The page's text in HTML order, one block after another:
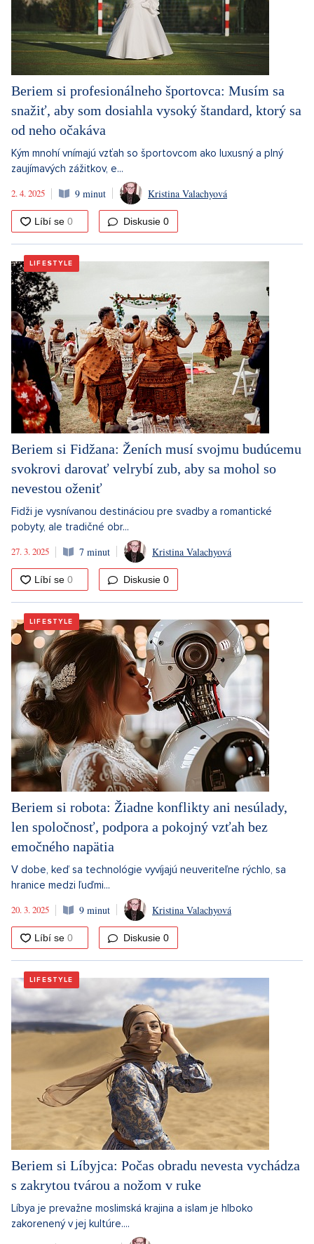
Beriem si profesionálneho športovca: Musím sa
snažiť, aby som dosiahla vysoký štandard, ktorý sa
od neho očakáva
Kým mnohí vnímajú vzťah so športovcom ako luxusný a plný
zaujímavých zážitkov, e...
2. 4. 2025
9 minut Kristina Valachyová
Diskusie 0
LIFESTYLE
Beriem si Fidžana: Ženích musí svojmu budúcemu
svokrovi darovať velrybí zub, aby sa mohol so
nevestou oženiť
Fidži je vysnívanou destináciou pre svadby a romantické
pobyty, ale tradičné obr...
27. 3. 2025
7 minut Kristina Valachyová
Diskusie 0
LIFESTYLE
Beriem si robota: Žiadne konflikty ani nesúlady,
len spoločnosť, podpora a pokojný vzťah bez
emočného napätia
V dobe, keď sa technológie vyvíjajú neuveriteľne rýchlo, sa
hranice medzi ľuďmi...
20. 3. 2025
9 minut Kristina Valachyová
Diskusie 0
LIFESTYLE
Beriem si Líbyjca: Počas obradu nevesta vychádza
s zakrytou tvárou a nožom v ruke
Líbya je prevažne moslimská krajina a islam je hlboko
zakorenený v jej kultúre....